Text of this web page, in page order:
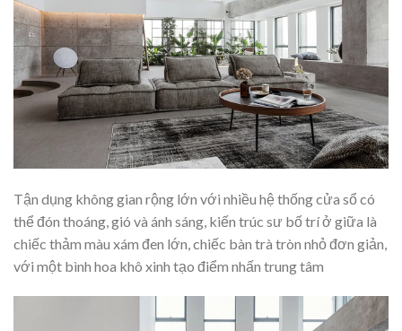
Tận dụng không gian rộng lớn với nhiều hệ thống cửa sổ có
thể đón thoáng, gió và ánh sáng, kiến trúc sư bố trí ở giữa là
chiếc thảm màu xám đen lớn, chiếc bàn trà tròn nhỏ đơn giản,
với một bình hoa khô xinh tạo điểm nhấn trung tâm